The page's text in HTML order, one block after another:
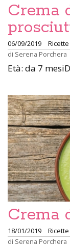
Crema
06/09/2019
di Serena Porchera
Età: da 7
Crema
18/01/2019
di Serena Porchera